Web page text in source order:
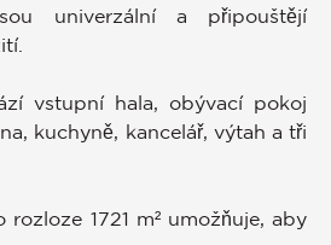
univerzální a připouštějí
vstupní hala, obývací pokoj
kuchyně, kancelář, výtah a tři
1721 m² umožňuje, aby